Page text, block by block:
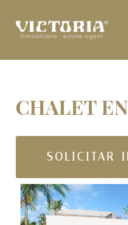
CHALET
SOLICITAR